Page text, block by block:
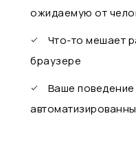
ожидаемую от
Что-то мешает
браузере
Ваше